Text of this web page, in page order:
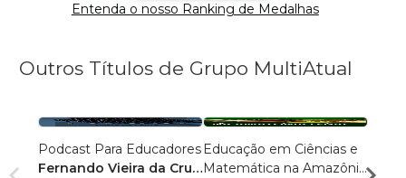
Entenda o nosso Ranking de Medalhas
Outros Títulos de Grupo MultiAtual
Podcast Para Educadores
Fernando Vieira da Cruz
Educação em Ciências e
Matemática na Amazônia